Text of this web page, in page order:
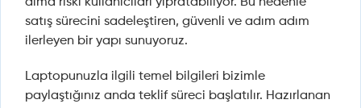
alma riski kullanıcıları yıpratabiliyor. Bu nedenle
satış sürecini sadeleştiren, güvenli ve adım adım
ilerleyen bir yapı sunuyoruz.
Laptopunuzla ilgili temel bilgileri bizimle
paylaştığınız anda teklif süreci başlatılır. Hazırlanan